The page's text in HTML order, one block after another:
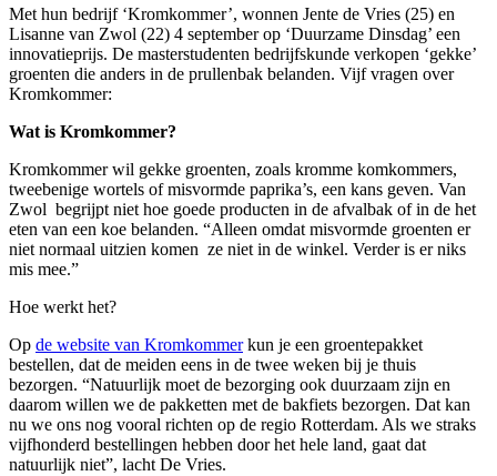
Met hun bedrijf ‘Kromkommer’, wonnen Jente de Vries (25) en
Lisanne van Zwol (22) 4 september op ‘Duurzame Dinsdag’ een
innovatieprijs. De masterstudenten bedrijfskunde verkopen ‘gekke’
groenten die anders in de prullenbak belanden. Vijf vragen over
Kromkommer:
Wat is Kromkommer?
Kromkommer wil gekke groenten, zoals kromme komkommers,
tweebenige wortels of misvormde paprika’s, een kans geven. Van
Zwol begrijpt niet hoe goede producten in de afvalbak of in de het
eten van een koe belanden. “Alleen omdat misvormde groenten er
niet normaal uitzien komen ze niet in de winkel. Verder is er niks
mis mee.”
Hoe werkt het?
Op de website van Kromkommerkun je een groentepakket
bestellen, dat de meiden eens in de twee weken bij je thuis
bezorgen. “Natuurlijk moet de bezorging ook duurzaam zijn en
daarom willen we de pakketten met de bakfiets bezorgen. Dat kan
nu we ons nog vooral richten op de regio Rotterdam. Als we straks
vijfhonderd bestellingen hebben door het hele land, gaat dat
natuurlijk niet”, lacht De Vries.